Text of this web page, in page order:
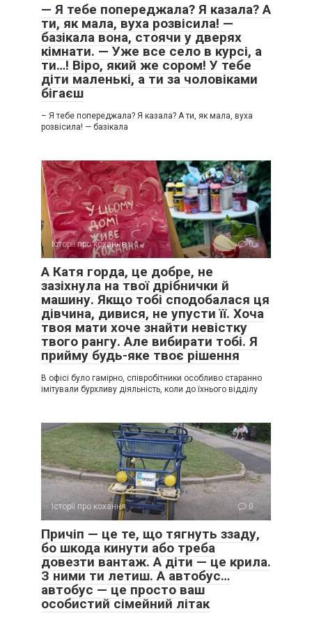
— Я тебе попереджала? Я казала? А
ти, як мала, вуха розвісила! —
базікала вона, стоячи у дверях
кімнати. — Уже все село в курсі, а
ти…! Віро, який же сором! У тебе
діти маленькі, а ти за чоловіками
бігаєш
– Я тебе попереджала? Я казала? А ти, як мала, вуха
розвісила! — базікала
Історії про кохання 0
А Катя горда, це добре, не
зазіхнула на твої дрібнички й
машину. Якщо тобі сподобалася ця
дівчина, дивися, не упусти її. Хоча
твоя мати хоче знайти невістку
твого рангу. Але вибирати тобі. Я
прийму будь-яке твоє рішення
В офісі було гамірно, співробітники особливо старанно
імітували бурхливу діяльність, коли до їхнього відділу
Історії про кохання 0
Причіп — це те, що тягнуть ззаду,
бо шкода кинути або треба
довезти вантаж. А діти — це крила.
З ними ти летиш. А автобус…
автобус — це просто ваш
особистий сімейний літак